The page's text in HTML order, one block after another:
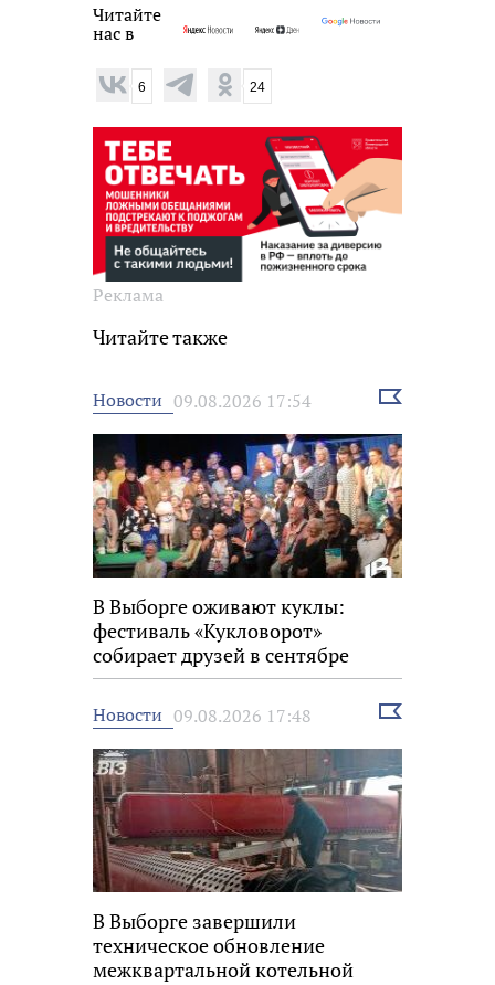
Читайте
нас в
6 24
Реклама
Читайте также
Новости 09.08.2026 17:54
Выбрать
В Выборге оживают куклы:
фестиваль «Кукловорот»
собирает друзей в сентябре
Новости 09.08.2026 17:48
Выбрать
В Выборге завершили
техническое обновление
межквартальной котельной